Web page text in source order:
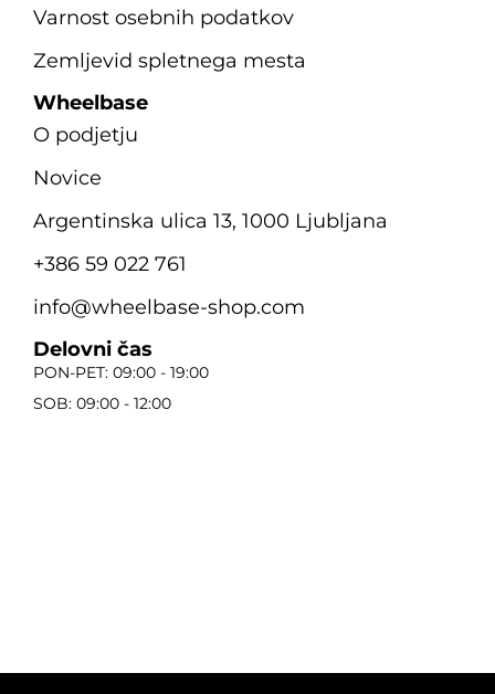
Varnost osebnih podatkov
Zemljevid spletnega mesta
Wheelbase
O podjetju
Novice
Argentinska ulica 13, 1000 Ljubljana
+386 59 022 761
info@wheelbase-shop.com
Delovni čas
PON-PET: 09:00 - 19:00
SOB: 09:00 - 12:00